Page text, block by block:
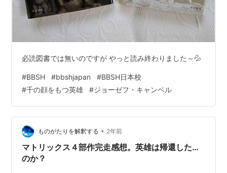
必読図書では無いのですが やっと読み終わりました～💦
#BBSH #bbshjapan #BBSH日本校
#千の顔をもつ英雄 #ジョーゼフ・キャンベル
ものがたりを解釈する • 2年前
マトリックス４部作完走感想。英雄は帰還した…
のか？